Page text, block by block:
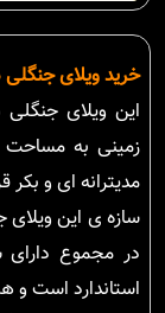
خرید ویلای
مدیترانه ای و بکر
سازه ی این
در مجموع دارای
استاندارد است